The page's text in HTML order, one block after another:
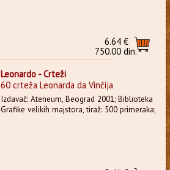
6.64 €
750.00 din.
Leonardo - Crteži
60 crteža Leonarda da Vinčija
Izdavač: Ateneum, Beograd 2001; Biblioteka
Grafike velikih majstora, tiraž: 500 primeraka;